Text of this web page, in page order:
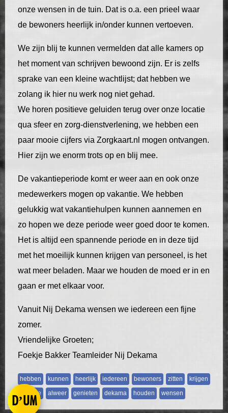
D’UM
onze wensen in de tuin. Dat is o.a. een prieel waar
de bewoners heerlijk in/onder kunnen vertoeven.
We zijn blij te kunnen vermelden dat alle kamers op
het moment van schrijven bewoond zijn. Er is zelfs
sprake van een kleine wachtlijst; dat hebben we
zolang ik hier nu werk nog niet gehad.
We horen positieve geluiden terug over onze locatie
qua sfeer en zorg-dienstverlening, we hebben een
paar mooie cijfers via Zorgkaart.nl mogen ontvangen.
Hier zijn we enorm trots op en blij mee.
De vakantieperiode komt er weer aan en ook onze
medewerkers mogen op vakantie. We hebben
gelukkig wat vakantiehulpen kunnen aannemen en
zo hopen we deze periode weer goed door te komen.
Het is altijd een spannende periode en in deze tijd
met het moeilijk kunnen krijgen van personeel, is het
wat meer beladen. Maar we houden de moed er in en
gaan er met elkaar voor.
Vanuit Nij Dekama wensen we iedereen een fijne
zomer.
Vriendelijke Groeten;
Foekje Bakker Teamleider Nij Dekama
hebben kunnen heerlijk iedereen bewoners zitten
krijgen
periode
alweer genieten dekama houden wensen